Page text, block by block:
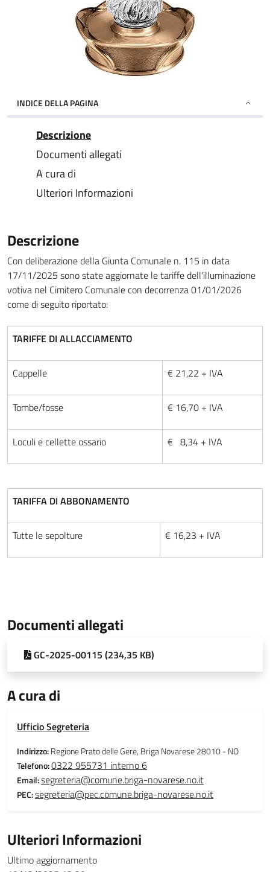
INDICE DELLA PAGINA
Descrizione
Documenti allegati
A cura di
Ulteriori Informazioni
Descrizione
Con deliberazione della Giunta Comunale n. 115 in data
17/11/2025 sono state aggiornate le tariffe dell'illuminazione
votiva nel Cimitero Comunale con decorrenza 01/01/2026
come di seguito riportato:
TARIFFE DI ALLACCIAMENTO
Cappelle € 21,22 + IVA
Tombe/fosse € 16,70 + IVA
Loculi e cellette ossario € 8,34 + IVA
TARIFFA DI ABBONAMENTO
Tutte le sepolture € 16,23 + IVA
Documenti allegati
GC-2025-00115 (234,35 KB)
A cura di
Ufficio Segreteria
Indirizzo:Regione Prato delle Gere, Briga Novarese 28010 - NO
Telefono:0322 955731 interno 6
Email:segreteria@comune.briga-novarese.no.it
PEC:segreteria@pec.comune.briga-novarese.no.it
Ulteriori Informazioni
Ultimo aggiornamento